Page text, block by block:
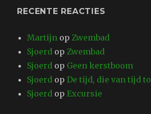
RECENTE REACTIES
Martijn opZwembad
Sjoerd opZwembad
Sjoerd op Geen kerstboom
Sjoerd opDe tijd, die van tijd
Sjoerd opExcursie